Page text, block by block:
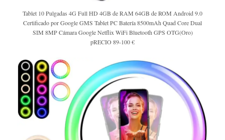
Tablet 10 Pulgadas 4G Full HD 4GB de RAM 64GB de ROM Android 9.0
Certificado por Google GMS Tablet PC Batería 8500mAh Quad Core Dual
SIM 8MP Cámara Google Netflix WiFi Bluetooth GPS OTG(Oro)
pRECIO 89-100 €